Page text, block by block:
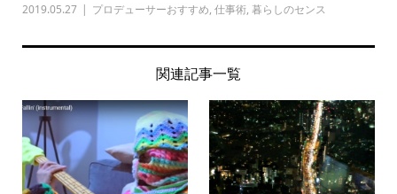
2019.05.27 プロデューサーおすすめ, 仕事術, 暮らしのセンス
関連記事一覧